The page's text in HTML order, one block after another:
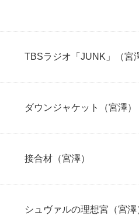
TBSラジオ「JUNK」（宮
ダウンジャケット（宮澤）
接合材（宮澤）
シュヴァルの理想宮（宮澤